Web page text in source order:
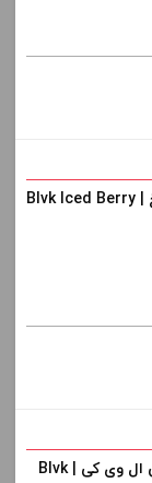
های محصول را
های محصول را
جویس توت فرنگی لیموناد یخ | Blvk Iced Berry
جویس انبه انگور سیب یخ بی ال وی کی | Blvk